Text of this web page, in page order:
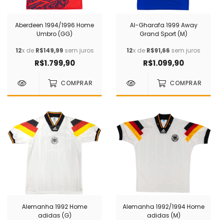
Aberdeen 1994/1996 Home
Umbro (GG)
12x de R$149,99 sem juros
R$1.799,90
COMPRAR
Al-Gharafa 1999 Away
Grand Sport (M)
12x de R$91,66 sem juros
R$1.099,90
COMPRAR
Alemanha 1992 Home
adidas (G)
Alemanha 1992/1994 Home
adidas (M)